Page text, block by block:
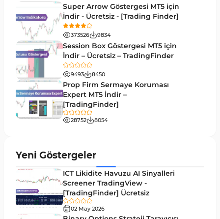
MetaTrader 5 için VWAP Göstergeleri
Emtia MT5 Göstergeleri
MetaTrader 5’te Drawdown Göstergeleri
Pivot and Fraktallar MT5 Göstergeleri
Forward MT5 Göstergeleri
Elliott Dalga Teorisi MT5 Göstergeleri
Bantlar ve Kanallar MT5 Göstergeleri
Giriş ve Çıkış MT5 Göstergeleri
Hacim MT5 Göstergeleri
Gecikmeli MT5 Göstergeleri
Super Arrow Göstergesi MT5 için
İndir - Ücretsiz - [Trading Finder]
373526 9834
Session Box Göstergesi MT5 için
İndir – Ücretsiz – TradingFinder
9493 8450
Prop Firm Sermaye Koruması
Expert MT5 İndir –
[TradingFinder]
28752 8054
Yeni Göstergeler
ICT Likidite Havuzu AI Sinyalleri
Screener TradingView -
[TradingFinder] Ücretsiz
02 May 2026